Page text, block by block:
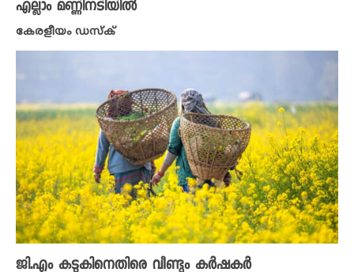
എല്ലാം മണ്ണിനടിയിൽ
കേരളീയം ഡസ്ക്
ജി.എം കടുകിനെതിരെ വീണ്ടും കർഷകർ